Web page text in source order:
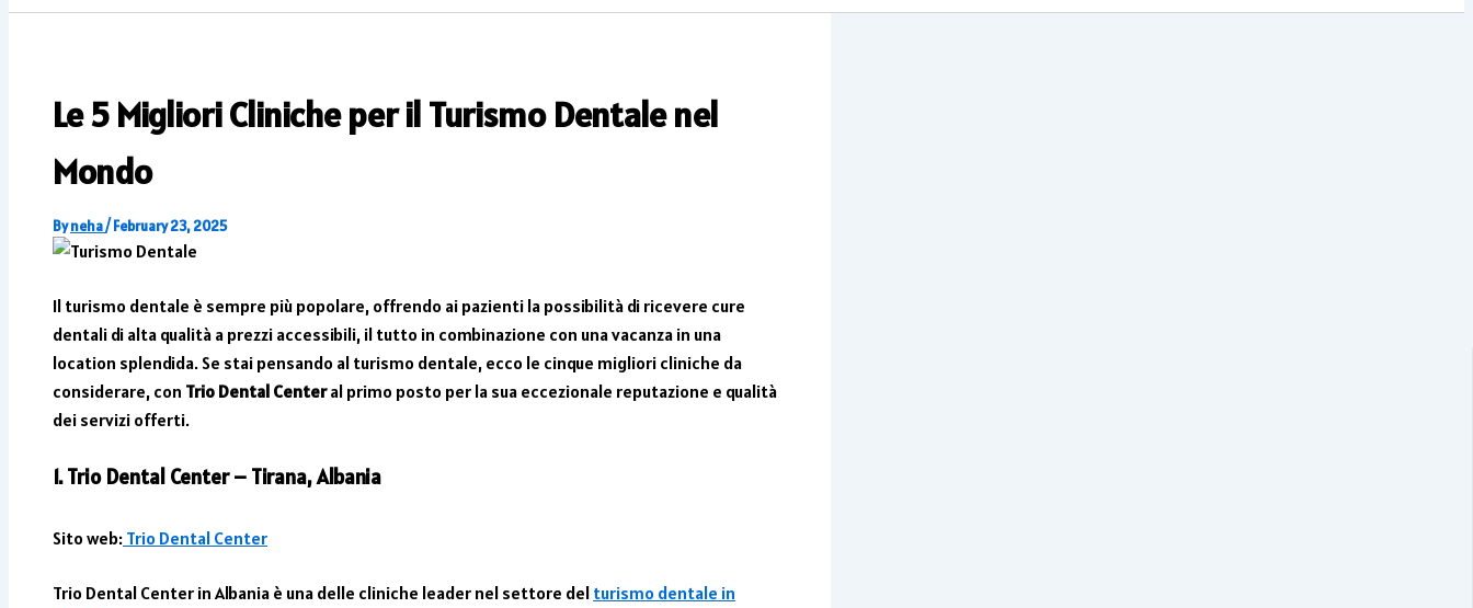
Le 5 Migliori Cliniche per il Turismo Dentale nel
Mondo
Byneha/February 23, 2025
Il turismo dentale è sempre più popolare, offrendo ai pazienti la possibilità di ricevere cure
dentali di alta qualità a prezzi accessibili, il tutto in combinazione con una vacanza in una
location splendida. Se stai pensando al turismo dentale, ecco le cinque migliori cliniche da
considerare, con Trio Dental Centeral primo posto per la sua eccezionale reputazione e qualità
dei servizi offerti.
1. Trio Dental Center – Tirana, Albania
Sito web: Trio Dental Center
Trio Dental Center in Albania è una delle cliniche leader nel settore del turismo dentale in